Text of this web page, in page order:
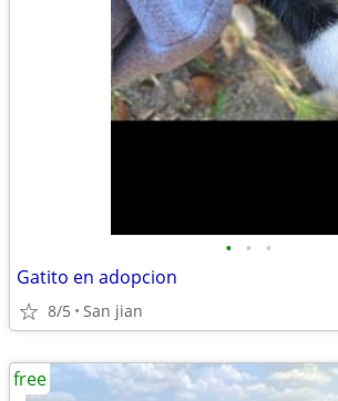
• • •
Gatito en adopcion
8/5 San jian
free